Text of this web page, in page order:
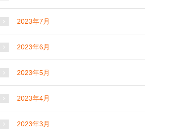
2023年7月
2023年6月
2023年5月
2023年4月
2023年3月